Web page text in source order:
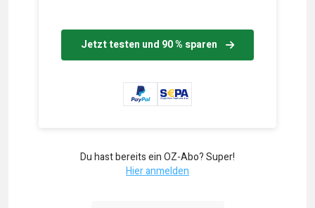
Jetzt testen und 90 % sparen
Du hast bereits ein OZ-Abo? Super!
Hier anmelden